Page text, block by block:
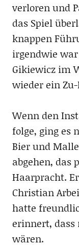
verloren und
das Spiel
knappen
irgendwie
Gikiewicz im
wieder ein
Wenn den
folge, ging es
Bier und
abgehen, das
Haarpracht.
Christian
hatte
erinnert, dass
wären.